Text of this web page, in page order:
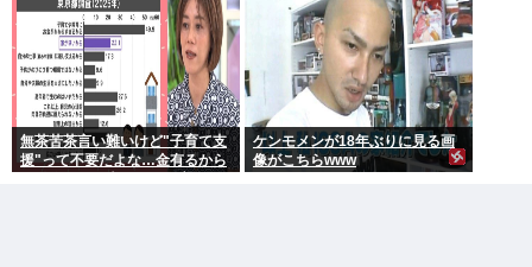
無茶苦茶言い難いけど"子育て支
援"って不要だよな…金有るから
ケンモメンが18年ぶりに見る画
像がこちらwww